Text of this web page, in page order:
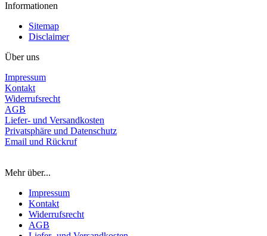
Informationen
Sitemap
Disclaimer
Über uns
Impressum
Kontakt
Widerrufsrecht
AGB
Liefer- und Versandkosten
Privatsphäre und Datenschutz
Email und Rückruf
Mehr über...
Impressum
Kontakt
Widerrufsrecht
AGB